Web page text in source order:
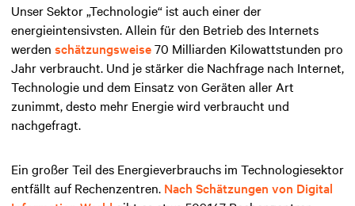
Unser Sektor „Technologie“ ist auch einer der
energieintensivsten. Allein für den Betrieb des Internets
werden schätzungsweise70 Milliarden Kilowattstunden pro
Jahr verbraucht. Und je stärker die Nachfrage nach Internet,
Technologie und dem Einsatz von Geräten aller Art
zunimmt, desto mehr Energie wird verbraucht und
nachgefragt.
Ein großer Teil des Energieverbrauchs im Technologiesektor
entfällt auf Rechenzentren. Nach Schätzungen von Digital